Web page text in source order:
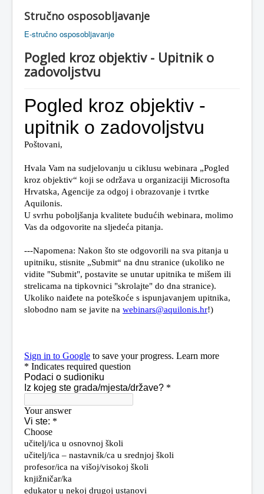
Stručno osposobljavanje
E-stručno osposobljavanje
Pogled kroz objektiv - Upitnik o
zadovoljstvu